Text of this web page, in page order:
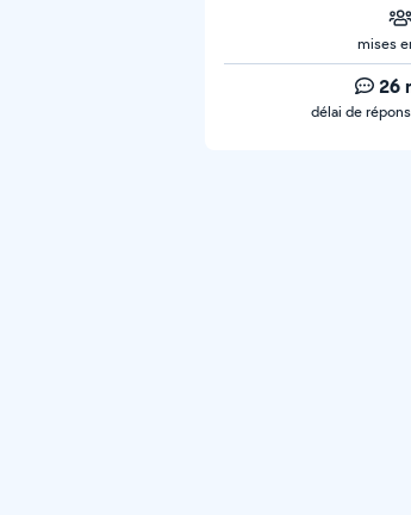
mises
26
délai de